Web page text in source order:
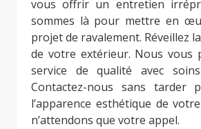
vous offrir un entretien
sommes là pour mettre en
projet de ravalement. Réveillez
de votre extérieur. Nous vous
service de qualité avec
Contactez-nous sans tarder
l’apparence esthétique de
n’attendons que votre appel.